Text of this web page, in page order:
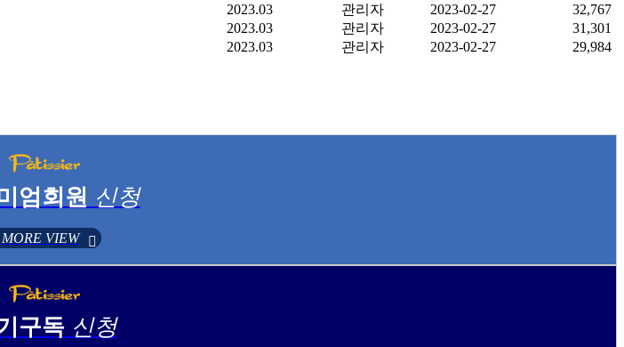
2023.03 관리자 2023-02-27
32,767
2023.03 관리자 2023-02-27
31,301
2023.03 관리자 2023-02-27 29,984
엄회원 신청
MORE VIEW
구독 신청